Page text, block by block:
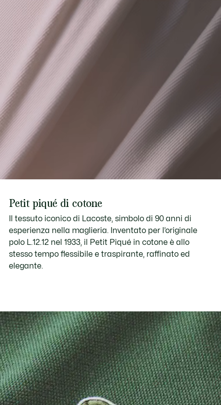
Petit piqué di cotone
Il tessuto iconico di Lacoste, simbolo di 90 anni di
esperienza nella maglieria. Inventato per l’originale
polo L.12.12 nel 1933, il Petit Piqué in cotone è allo
stesso tempo flessibile e traspirante, raffinato ed
elegante.